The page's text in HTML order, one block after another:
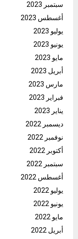
سبتمبر 2023
أغسطس 2023
يوليو 2023
يونيو 2023
مايو 2023
أبريل 2023
مارس 2023
فبراير 2023
يناير 2023
ديسمبر 2022
نوفمبر 2022
أكتوبر 2022
سبتمبر 2022
أغسطس 2022
يوليو 2022
يونيو 2022
مايو 2022
أبريل 2022